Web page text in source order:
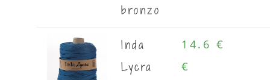
bronzo
Inda
Lycra
14.6 €
€